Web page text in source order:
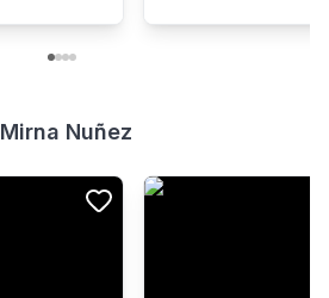
Mirna Nuñez